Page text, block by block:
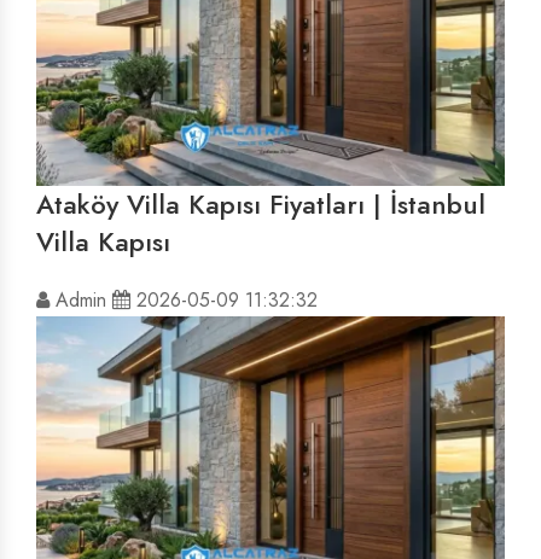
Ataköy Villa Kapısı Fiyatları | İstanbul
Villa Kapısı
Admin 2026-05-09 11:32:32